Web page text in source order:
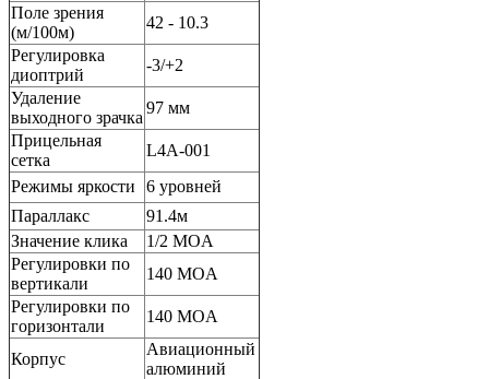
Поле зрения
(м/100м)
42 - 10.3
Регулировка
диоптрий
-3/+2
Удаление
выходного зрачка
97 мм
Прицельная
сетка
L4A-001
Режимы яркости
6 уровней
Параллакс
91.4м
Значение клика
1/2 MOA
Регулировки по
вертикали
140 MOA
Регулировки по
горизонтали
140 MOA
Корпус
Авиационный
алюминий